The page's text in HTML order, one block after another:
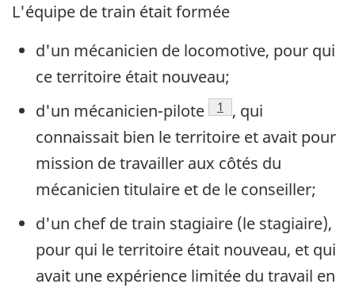
L'équipe de train était formée
d'un mécanicien de locomotive, pour qui
ce territoire était nouveau;
d'un mécanicien-pilote
Note de bas de page
1
, qui
connaissait bien le territoire et avait pour
mission de travailler aux côtés du
mécanicien titulaire et de le conseiller;
d'un chef de train stagiaire (le stagiaire),
pour qui le territoire était nouveau, et qui
avait une expérience limitée du travail en